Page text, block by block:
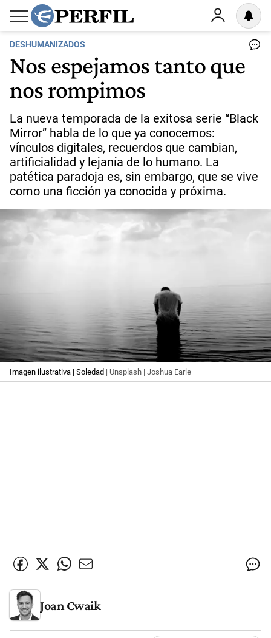
DESHUMANIZADOS
Nos espejamos tanto que
nos rompimos
La nueva temporada de la exitosa serie “Black
Mirror” habla de lo que ya conocemos:
vínculos digitales, recuerdos que cambian,
artificialidad y lejanía de lo humano. La
patética paradoja es, sin embargo, que se vive
como una ficción ya conocida y próxima.
Imagen ilustrativa | Soledad | Unsplash | Joshua Earle
Joan Cwaik